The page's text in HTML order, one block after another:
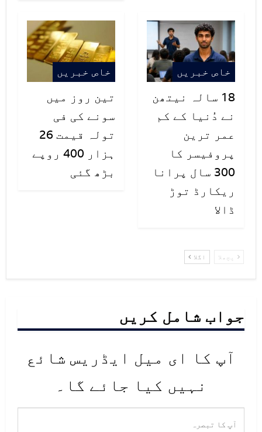
خاص خبریں
18 سالہ نیتھن
نے دُنیا کے کم
عمر ترین
پروفیسر کا
300 سال پرانا
ریکارڈ توڑ
ڈالا
خاص خبریں
تین روز میں
سونے کی فی
تولہ قیمت 26
ہزار 400 روپے
بڑھ گئی
پچھلا اگلا
جواب شامل کریں
آپ کا ای میل ایڈریس شائع
نہیں کیا جائے گا۔